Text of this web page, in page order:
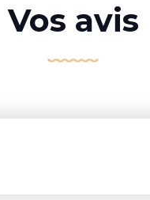
Vos avis